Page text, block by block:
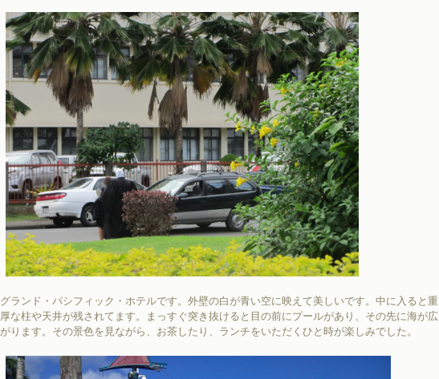
グランド・パシフィック・ホテルです。外壁の白が青い空に映えて美しいです。中に入ると重
厚な柱や天井が残されてます。まっすぐ突き抜けると目の前にプールがあり、その先に海が広
がります。その景色を見ながら、お茶したり、ランチをいただくひと時が楽しみでした。